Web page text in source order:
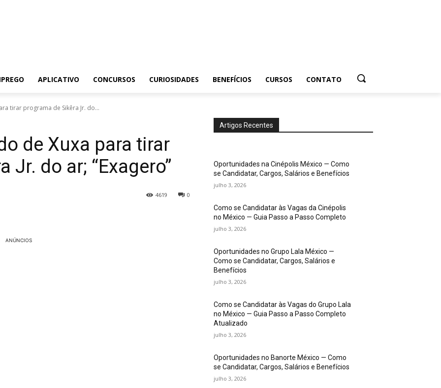
APLICATIVO CONCURSOS CURIOSIDADES BENEFÍCIOS CURSOS CONTATO
tirar programa de Sikêra Jr. do...
de Xuxa para tirar
Jr. do ar; “Exagero”
0
4619
ANÚNCIOS
Artigos Recentes
Oportunidades na Cinépolis México — Como
se Candidatar, Cargos, Salários e Benefícios
julho 3, 2026
Como se Candidatar às Vagas da Cinépolis
no México — Guia Passo a Passo Completo
julho 3, 2026
Oportunidades no Grupo Lala México —
Como se Candidatar, Cargos, Salários e
Benefícios
julho 3, 2026
Como se Candidatar às Vagas do Grupo Lala
no México — Guia Passo a Passo Completo
Atualizado
julho 3, 2026
Oportunidades no Banorte México — Como
se Candidatar, Cargos, Salários e Benefícios
julho 3, 2026